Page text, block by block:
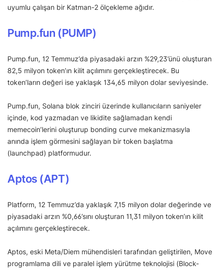
uyumlu çalışan bir Katman-2 ölçekleme ağıdır.
Pump.fun (PUMP)
Pump.fun, 12 Temmuz’da piyasadaki arzın %29,23’ünü oluşturan
82,5 milyon token’ın kilit açılımını gerçekleştirecek. Bu
token’ların değeri ise yaklaşık 134,65 milyon dolar seviyesinde.
Pump.fun, Solana blok zinciri üzerinde kullanıcıların saniyeler
içinde, kod yazmadan ve likidite sağlamadan kendi
memecoin’lerini oluşturup bonding curve mekanizmasıyla
anında işlem görmesini sağlayan bir token başlatma
(launchpad) platformudur.
Aptos (APT)
Platform, 12 Temmuz’da yaklaşık 7,15 milyon dolar değerinde ve
piyasadaki arzın %0,66’sını oluşturan 11,31 milyon token’ın kilit
açılımını gerçekleştirecek.
Aptos, eski Meta/Diem mühendisleri tarafından geliştirilen, Move
programlama dili ve paralel işlem yürütme teknolojisi (Block-